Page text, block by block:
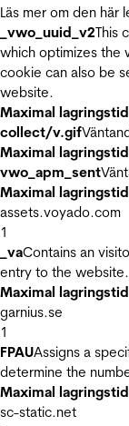
Läs mer om den här
_vwo_uuid_v2This
which optimizes the
cookie can also be
website.
Maximal lagringstid
collect/v.gif
Maximal lagringstid
vwo_apm_sent
Maximal lagringstid
assets.voyado.com
1
_vaContains an
entry to the website.
Maximal lagringstid
garnius.se
1
FPAUAssigns a
determine the
Maximal lagringstid
sc-static.net